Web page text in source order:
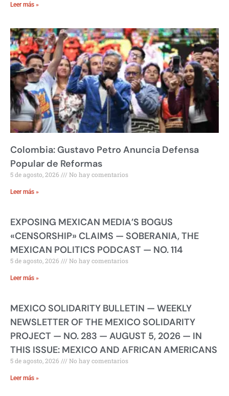
Leer más »
Colombia: Gustavo Petro Anuncia Defensa
Popular de Reformas
5 de agosto, 2026 No hay comentarios
Leer más »
EXPOSING MEXICAN MEDIA’S BOGUS
«CENSORSHIP» CLAIMS — SOBERANIA, THE
MEXICAN POLITICS PODCAST — NO. 114
5 de agosto, 2026 No hay comentarios
Leer más »
MEXICO SOLIDARITY BULLETIN — WEEKLY
NEWSLETTER OF THE MEXICO SOLIDARITY
PROJECT — NO. 283 — AUGUST 5, 2026 — IN
THIS ISSUE: MEXICO AND AFRICAN AMERICANS
5 de agosto, 2026 No hay comentarios
Leer más »